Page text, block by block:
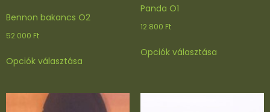
Bennon bakancs O2
52.000 Ft
Opciók választása
több
variációja
Panda O1
12.800 Ft
Opciók választásaa
variációja